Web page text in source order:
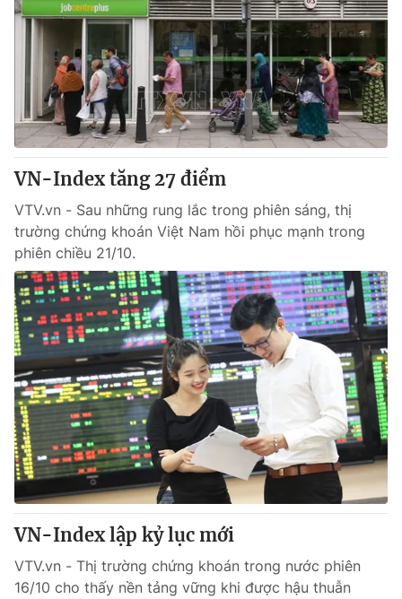
VN-Index tăng 27 điểm
VTV.vn - Sau những rung lắc trong phiên sáng, thị
trường chứng khoán Việt Nam hồi phục mạnh trong
phiên chiều 21/10.
VN-Index lập kỷ lục mới
VTV.vn - Thị trường chứng khoán trong nước phiên
16/10 cho thấy nền tảng vững khi được hậu thuẫn